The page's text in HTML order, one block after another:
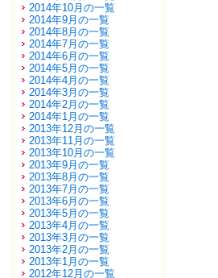
2014年10月の一覧
2014年9月の一覧
2014年8月の一覧
2014年7月の一覧
2014年6月の一覧
2014年5月の一覧
2014年4月の一覧
2014年3月の一覧
2014年2月の一覧
2014年1月の一覧
2013年12月の一覧
2013年11月の一覧
2013年10月の一覧
2013年9月の一覧
2013年8月の一覧
2013年7月の一覧
2013年6月の一覧
2013年5月の一覧
2013年4月の一覧
2013年3月の一覧
2013年2月の一覧
2013年1月の一覧
2012年12月の一覧